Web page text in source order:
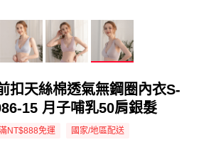
扣天絲棉透氣無鋼圈內衣S-
15 月子哺乳50肩銀髮
NT$888免運 國家/地區配送